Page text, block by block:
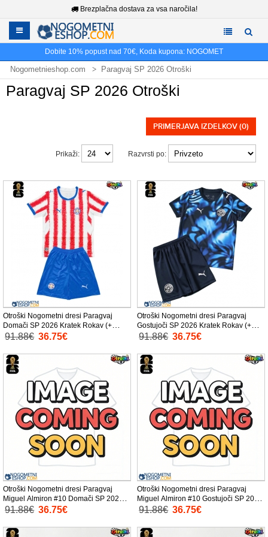
Brezplačna dostava za vsa naročila!
Dobite 10% popust nad 70€, Koda kupona: NOGOMET
Nogometnieshop.com Paragvaj SP 2026 Otroški
Paragvaj SP 2026 Otroški
PRIMERJAVA IZDELKOV (0)
Razvrsti po:
Prikaži:
Otroški Nogometni dresi Paragvaj
Domači SP 2026 Kratek Rokav (+
Kratke hlače)
91.88€ 36.75€
Otroški Nogometni dresi Paragvaj
Gostujoči SP 2026 Kratek Rokav (+
Kratke hlače)
91.88€ 36.75€
Otroški Nogometni dresi Paragvaj
Miguel Almiron #10 Domači SP 2026
Kratek Rokav (+ Kratke hlače)
91.88€ 36.75€
Otroški Nogometni dresi Paragvaj
Miguel Almiron #10 Gostujoči SP 2026
Kratek Rokav (+ Kratke hlače)
91.88€ 36.75€